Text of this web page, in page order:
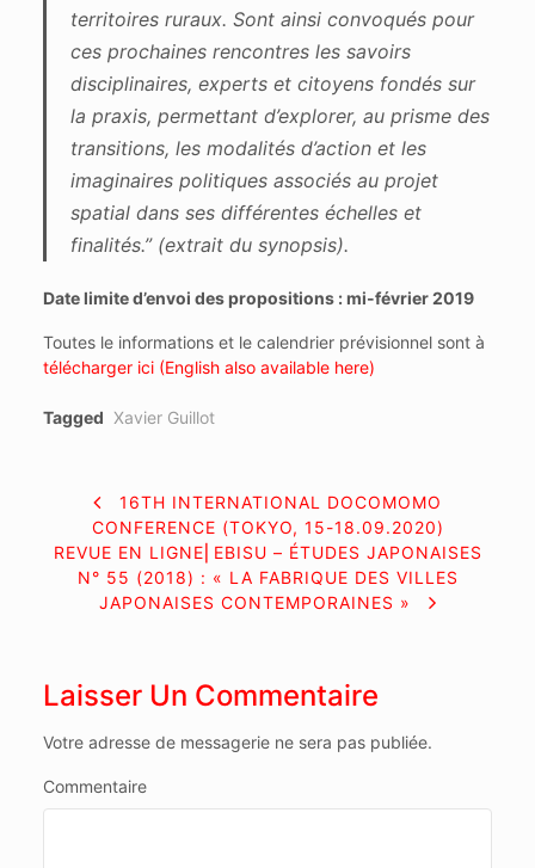
territoires ruraux. Sont ainsi convoqués pour
ces prochaines rencontres les savoirs
disciplinaires, experts et citoyens fondés sur
la praxis, permettant d’explorer, au prisme des
transitions, les modalités d’action et les
imaginaires politiques associés au projet
spatial dans ses différentes échelles et
finalités.” (extrait du synopsis).
Date limite d’envoi des propositions : mi-février 2019
Toutes le informations et le calendrier prévisionnel sont à
télécharger ici (English also available here)
Tagged Xavier Guillot
NAVIGATION
DE
L’ARTICLE
16TH INTERNATIONAL DOCOMOMO
CONFERENCE (TOKYO, 15-18.09.2020)
REVUE EN LIGNE⎜EBISU – ÉTUDES JAPONAISES
N° 55 (2018) : « LA FABRIQUE DES VILLES
JAPONAISES CONTEMPORAINES »
Laisser Un Commentaire
Votre adresse de messagerie ne sera pas publiée.
Commentaire